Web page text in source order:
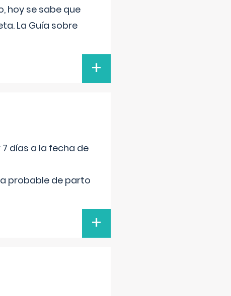
hoy se sabe que
La Guía sobre
+
días a la fecha de
probable de parto
+